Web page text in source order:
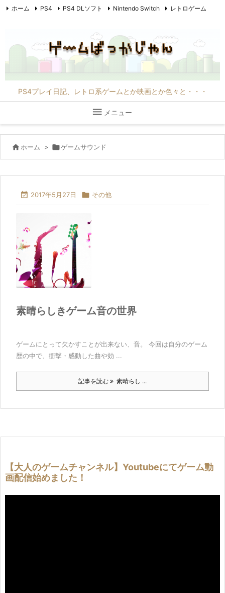
PS4プレイ日記、レトロ系ゲームとか映画とか色々と・・・
 メニュー
ホーム PS4 PS4 DLソフト Nintendo Switch レトロゲーム
 ホーム > ゲームサウンド
 2017年5月27日  その他
素晴らしきゲーム音の世界
ゲームにとって欠かすことが出来ない、音。 今回は自分のゲーム
歴の中で、衝撃・感動した曲や効 ...
記事を読む 素晴らし ...
【大人のゲームチャンネル】Youtubeにてゲーム動
画配信始めました！